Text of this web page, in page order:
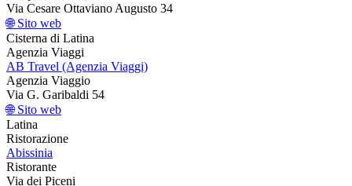
Via Cesare Ottaviano Augusto 34
🌐 Sito web
Cisterna di Latina
Agenzia Viaggi
AB Travel (Agenzia Viaggi)
Agenzia Viaggio
Via G. Garibaldi 54
🌐 Sito web
Latina
Ristorazione
Abissinia
Ristorante
Via dei Piceni